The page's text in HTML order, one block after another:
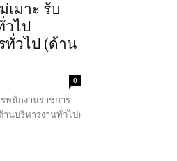
มาะ รับ
วไป
ทั่วไป (ด้าน
0
พนักงานราชการ
นบริหารงานทั่วไป)